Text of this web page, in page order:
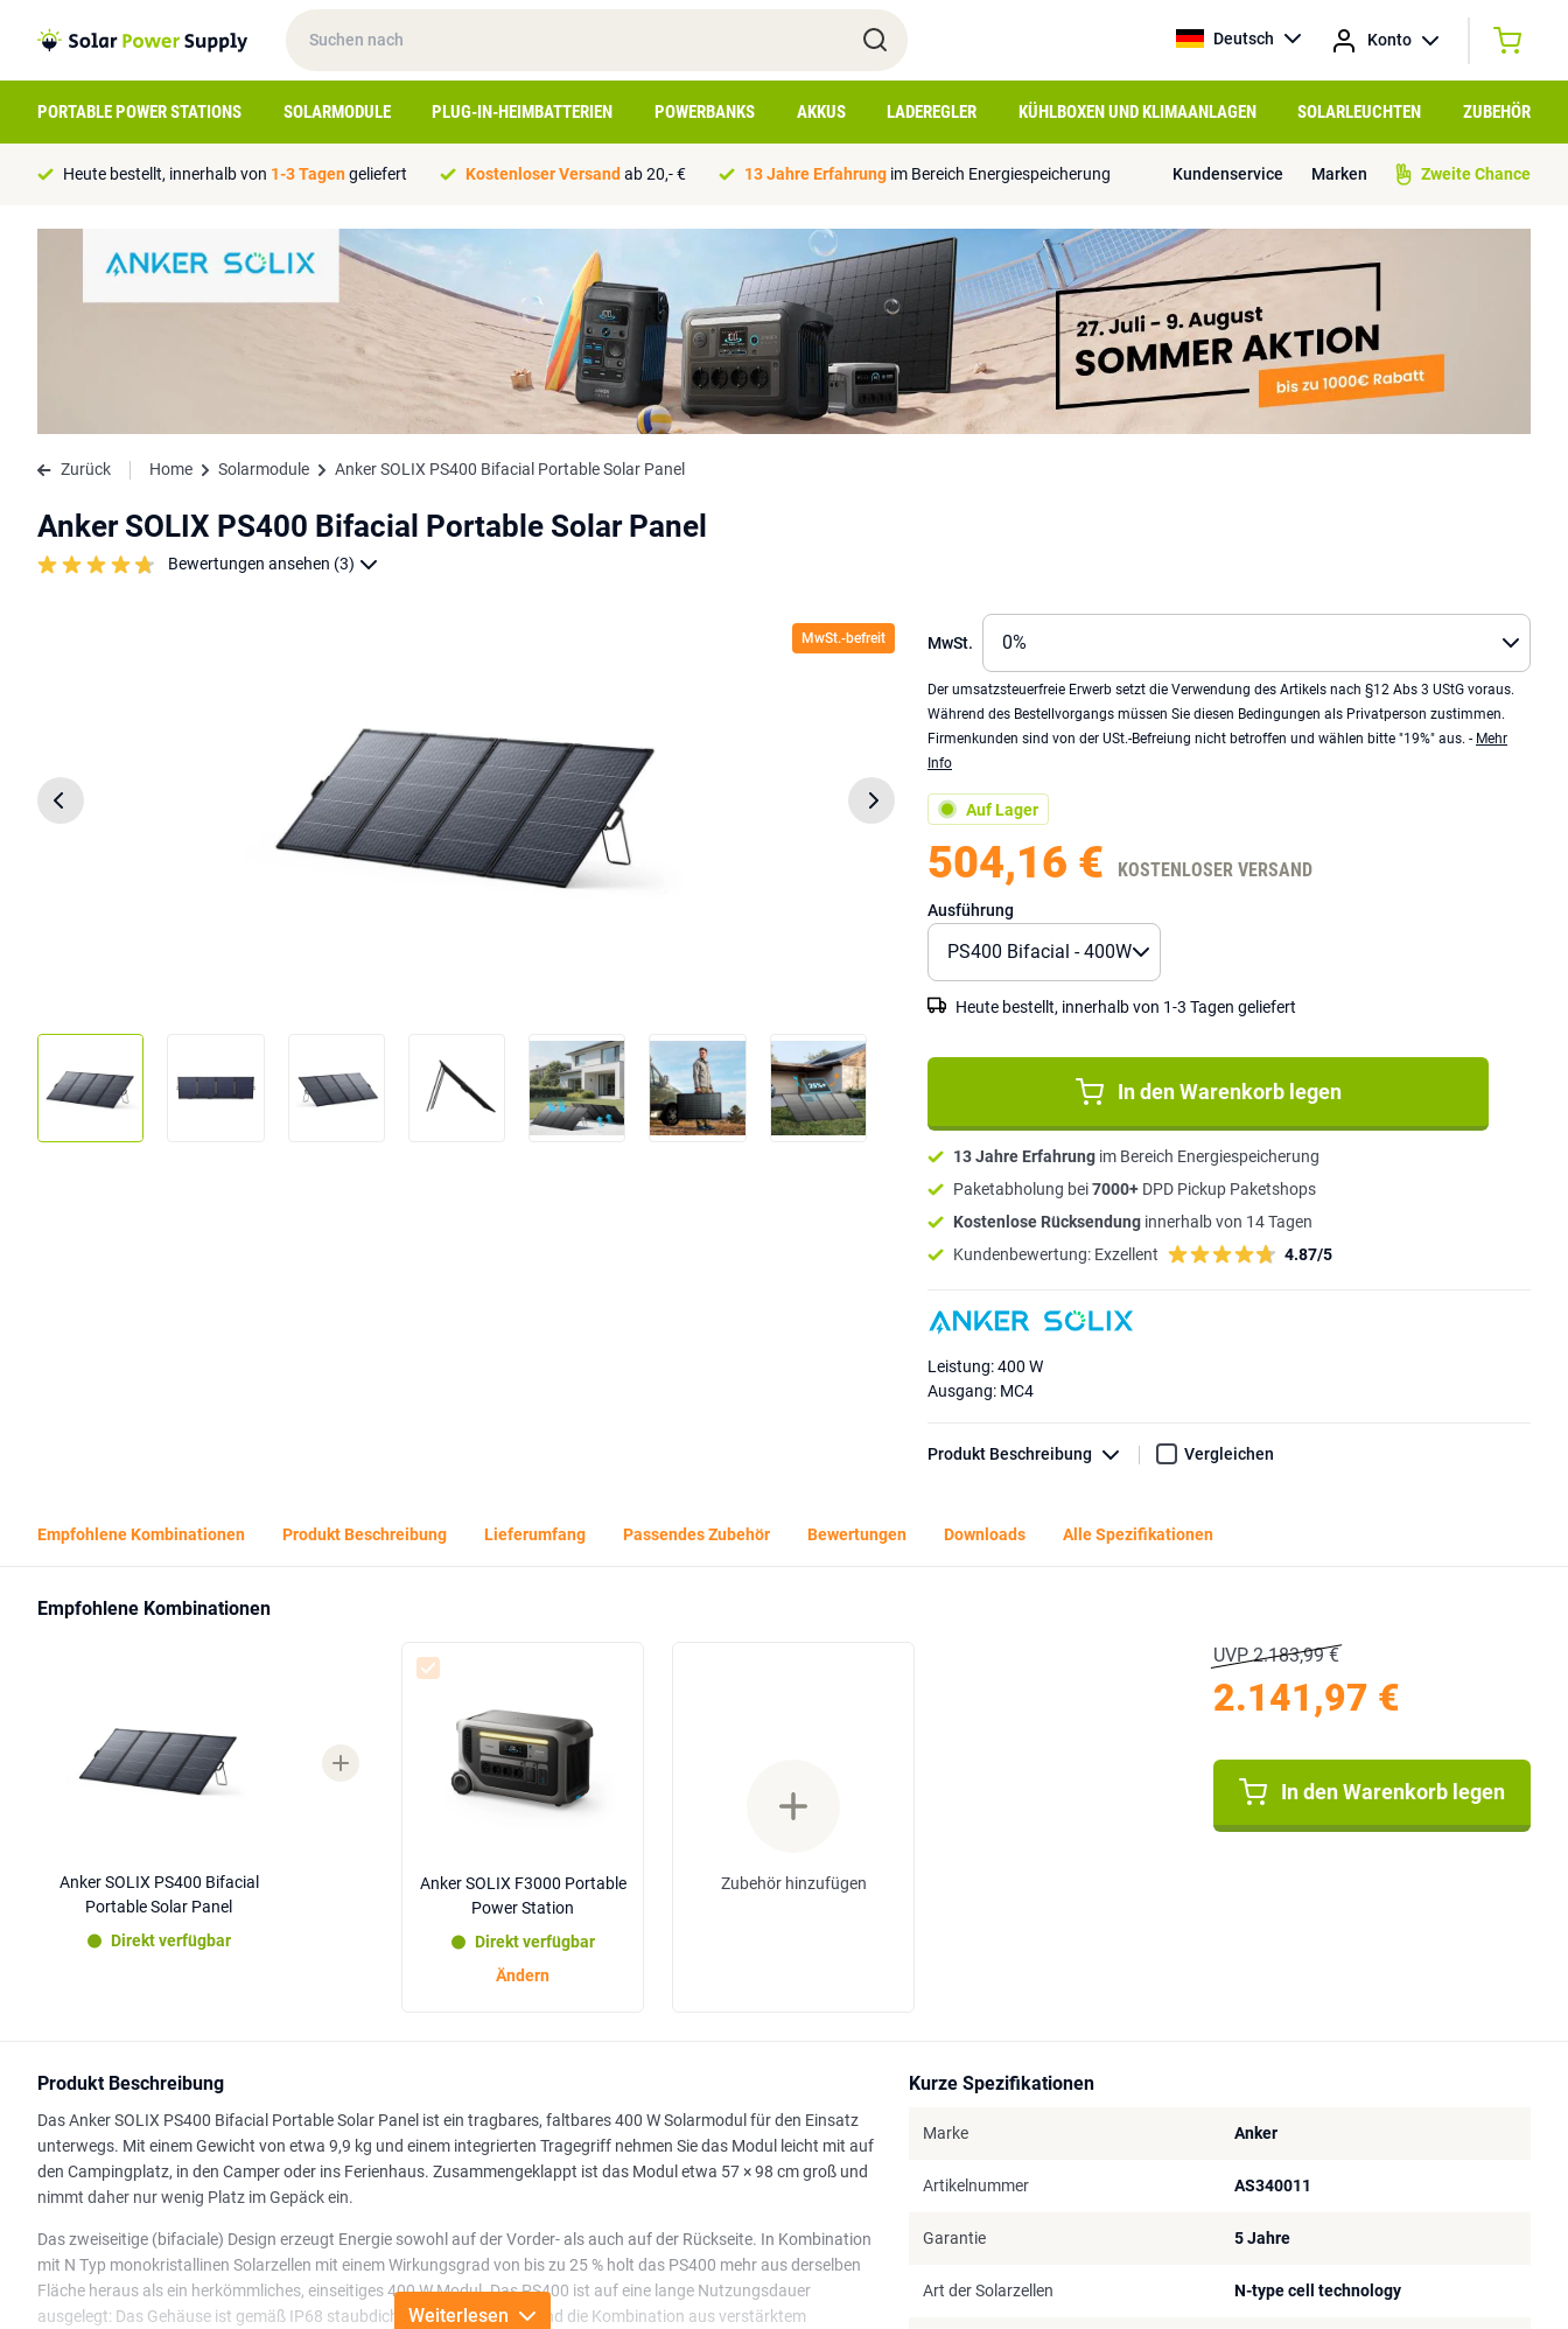
Deutsch Konto
PORTABLE POWER STATIONS SOLARMODULE PLUG-IN-HEIMBATTERIEN POWERBANKS AKKUS LADEREGLER KÜHLBOXEN UND KLIMAANLAGEN SOLARLEUCHTEN ZUBEHÖR
Heute bestellt, innerhalb von 1-3 Tagengeliefert Kostenloser Versand ab 20,- € 13 Jahre Erfahrung im Bereich Energiespeicherung Kundenservice Marken Zweite Chance
Zurück Home Solarmodule Anker SOLIX PS400 Bifacial Portable Solar Panel
Anker SOLIX PS400 Bifacial Portable Solar Panel
Bewertungen ansehen (3)
MwSt.-befreit MwSt.
Der umsatzsteuerfreie Erwerb setzt die Verwendung des Artikels nach §12 Abs 3 UStG voraus.
Während des Bestellvorgangs müssen Sie diesen Bedingungen als Privatperson zustimmen.
Firmenkunden sind von der USt.-Befreiung nicht betroffen und wählen bitte "19%" aus. - Mehr
Info
Auf Lager
504,16 € KOSTENLOSER VERSAND
Ausführung
Heute bestellt, innerhalb von 1-3 Tagen geliefert
In den Warenkorb legen
13 Jahre Erfahrung im Bereich Energiespeicherung
Paketabholung bei7000+ DPD Pickup Paketshops
Kostenlose Rücksendung innerhalb von 14 Tagen
Kundenbewertung: Exzellent 4.87/5
Leistung: 400 W
Ausgang: MC4
Produkt Beschreibung Vergleichen
Empfohlene Kombinationen Produkt Beschreibung Lieferumfang Passendes Zubehör Bewertungen Downloads Alle Spezifikationen
Empfohlene Kombinationen
Anker SOLIX PS400 Bifacial
Portable Solar Panel
Direkt verfügbar
Anker SOLIX F3000 Portable
Power Station
Direkt verfügbar
Ändern
Zubehör hinzufügen
2.141,97 €
UVP 2.183,99 €
In den Warenkorb legen
Produkt Beschreibung
Das Anker SOLIX PS400 Bifacial Portable Solar Panel ist ein tragbares, faltbares 400 W Solarmodul für den Einsatz
unterwegs. Mit einem Gewicht von etwa 9,9 kg und einem integrierten Tragegriff nehmen Sie das Modul leicht mit auf
den Campingplatz, in den Camper oder ins Ferienhaus. Zusammengeklappt ist das Modul etwa 57 × 98 cm groß und
nimmt daher nur wenig Platz im Gepäck ein.
Das zweiseitige (bifaciale) Design erzeugt Energie sowohl auf der Vorder- als auch auf der Rückseite. In Kombination
mit N Typ monokristallinen Solarzellen mit einem Wirkungsgrad von bis zu 25 % holt das PS400 mehr aus derselben
Fläche heraus als ein herkömmliches, einseitiges 400 W Modul. Das PS400 ist auf eine lange Nutzungsdauer
ausgelegt: Das Gehäuse ist gemäß IP68 staubdicht und wasserdicht, und die Kombination aus verstärktem
Weiterlesen
Kurze Spezifikationen
Marke Anker
Artikelnummer AS340011
Garantie 5 Jahre
Art der Solarzellen N-type cell technology